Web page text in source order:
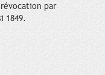
par
1849.